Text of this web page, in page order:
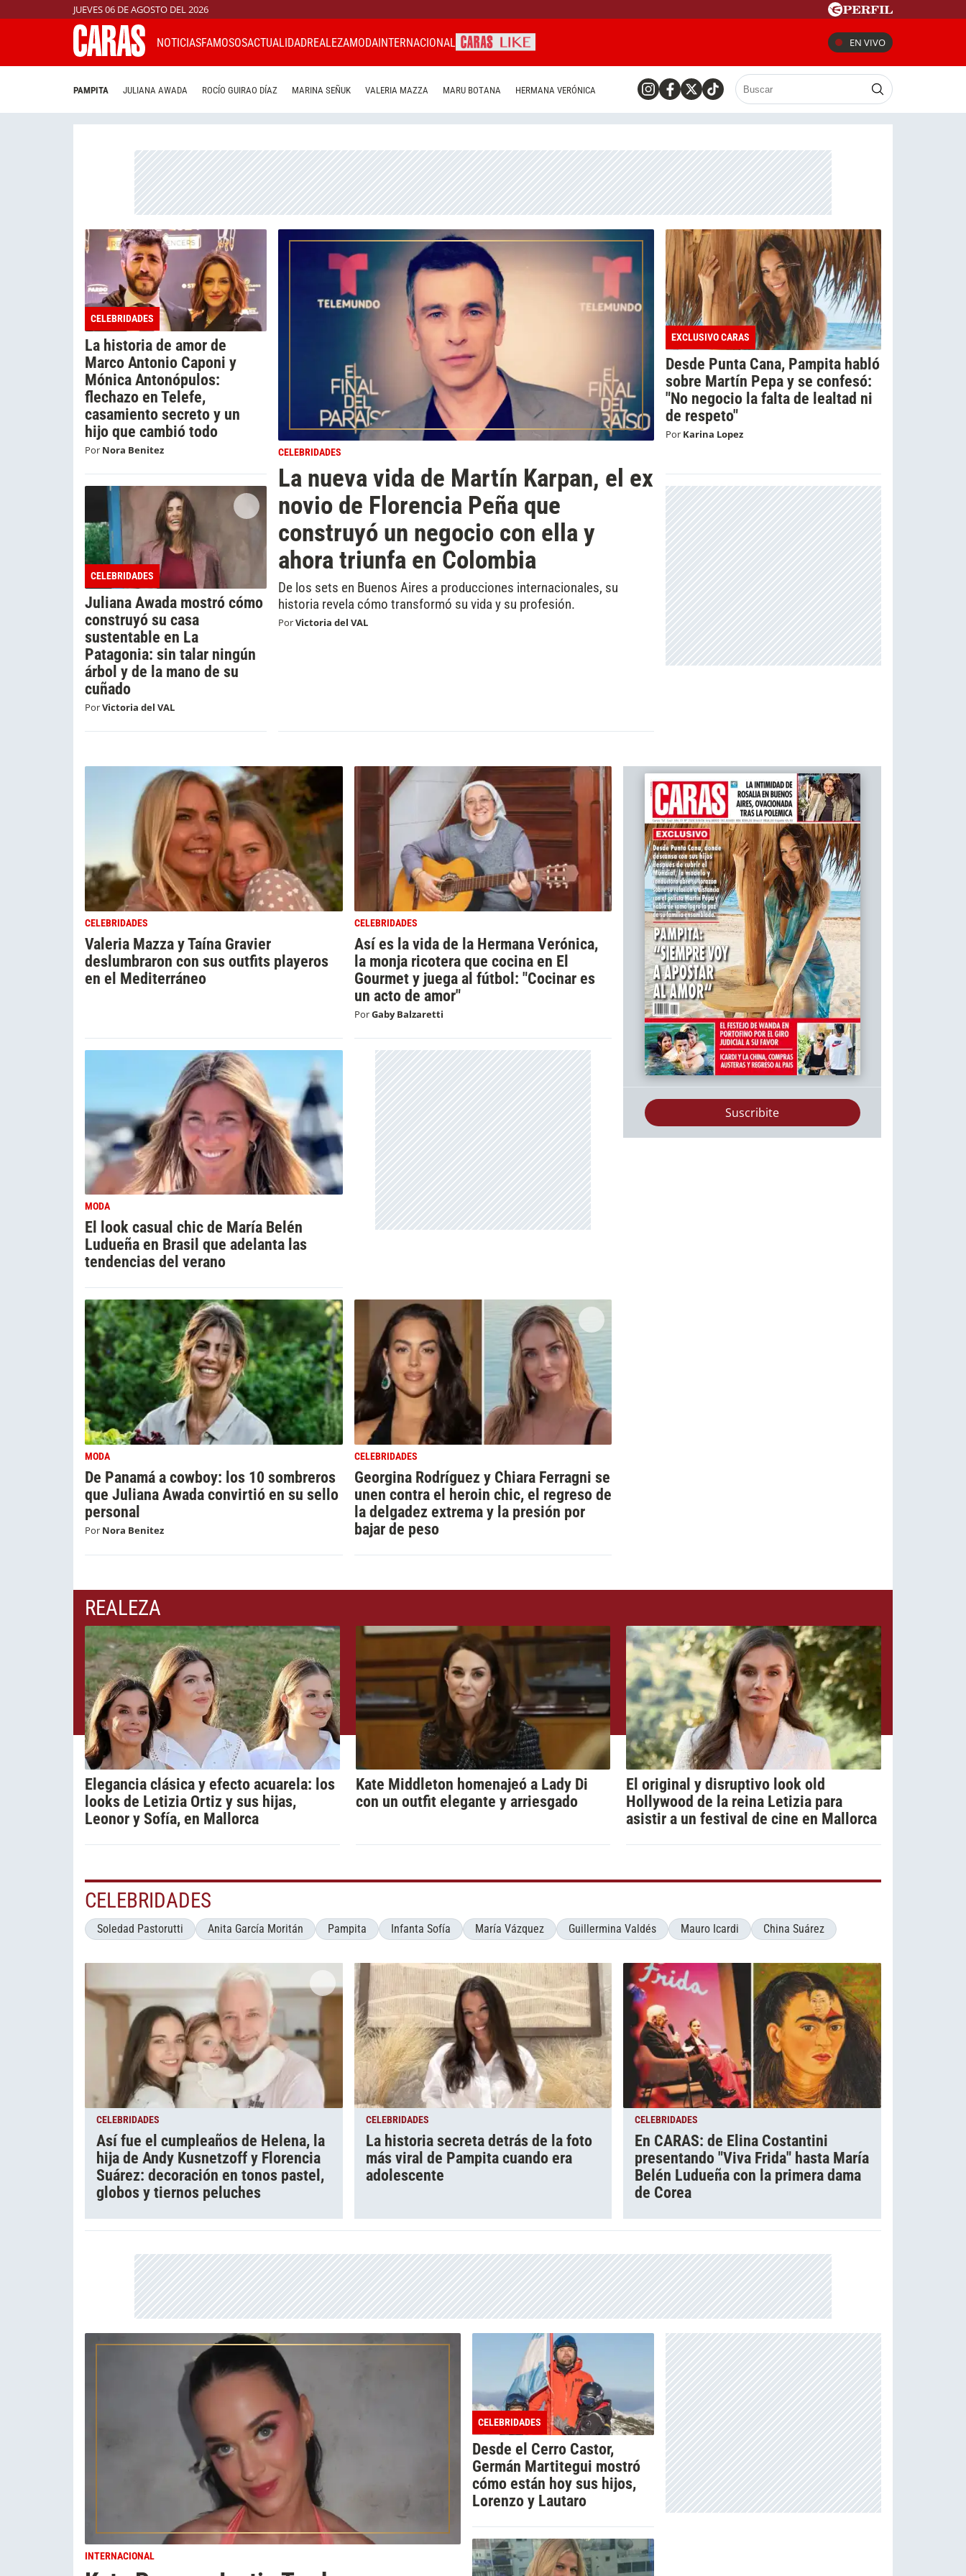
JUEVES 06 DE AGOSTO DEL 2026
NOTICIASFAMOSOSACTUALIDADREALEZAMODAINTERNACIONAL EN VIVO
PAMPITA JULIANA AWADA ROCÍO GUIRAO DÍAZ MARINA SEÑUK VALERIA MAZZA MARU BOTANA HERMANA VERÓNICA
CELEBRIDADES
La nueva vida de Martín Karpan, el ex
novio de Florencia Peña que
construyó un negocio con ella y
ahora triunfa en Colombia
De los sets en Buenos Aires a producciones internacionales, su
historia revela cómo transformó su vida y su profesión.
PorVictoria del VAL
CELEBRIDADES
La historia de amor de
Marco Antonio Caponi y
Mónica Antonópulos:
flechazo en Telefe,
casamiento secreto y un
hijo que cambió todo
Por Nora Benitez
EXCLUSIVO CARAS
Desde Punta Cana, Pampita habló
sobre Martín Pepa y se confesó:
"No negocio la falta de lealtad ni
de respeto"
Por Karina Lopez
CELEBRIDADES
Juliana Awada mostró cómo
construyó su casa
sustentable en La
Patagonia: sin talar ningún
árbol y de la mano de su
cuñado
PorVictoria del VAL
CELEBRIDADES
Valeria Mazza y Taína Gravier
deslumbraron con sus outfits playeros
en el Mediterráneo
CELEBRIDADES
Así es la vida de la Hermana Verónica,
la monja ricotera que cocina en El
Gourmet y juega al fútbol: "Cocinar es
un acto de amor"
PorGaby Balzaretti
MODA
El look casual chic de María Belén
Ludueña en Brasil que adelanta las
tendencias del verano
MODA
De Panamá a cowboy: los 10 sombreros
que Juliana Awada convirtió en su sello
personal
Por Nora Benitez
CELEBRIDADES
Georgina Rodríguez y Chiara Ferragni se
unen contra el heroin chic, el regreso de
la delgadez extrema y la presión por
bajar de peso
Suscribite
REALEZA
Elegancia clásica y efecto acuarela: los
looks de Letizia Ortiz y sus hijas,
Leonor y Sofía, en Mallorca
Kate Middleton homenajeó a Lady Di
con un outfit elegante y arriesgado
El original y disruptivo look old
Hollywood de la reina Letizia para
asistir a un festival de cine en Mallorca
CELEBRIDADES
Soledad Pastorutti Anita García Moritán Pampita Infanta Sofía María Vázquez Guillermina Valdés Mauro Icardi China Suárez
CELEBRIDADES
Así fue el cumpleaños de Helena, la
hija de Andy Kusnetzoff y Florencia
Suárez: decoración en tonos pastel,
globos y tiernos peluches
CELEBRIDADES
La historia secreta detrás de la foto
más viral de Pampita cuando era
adolescente
CELEBRIDADES
En CARAS: de Elina Costantini
presentando "Viva Frida" hasta María
Belén Ludueña con la primera dama
de Corea
INTERNACIONAL
CELEBRIDADES
Desde el Cerro Castor,
Germán Martitegui mostró
cómo están hoy sus hijos,
Lorenzo y Lautaro